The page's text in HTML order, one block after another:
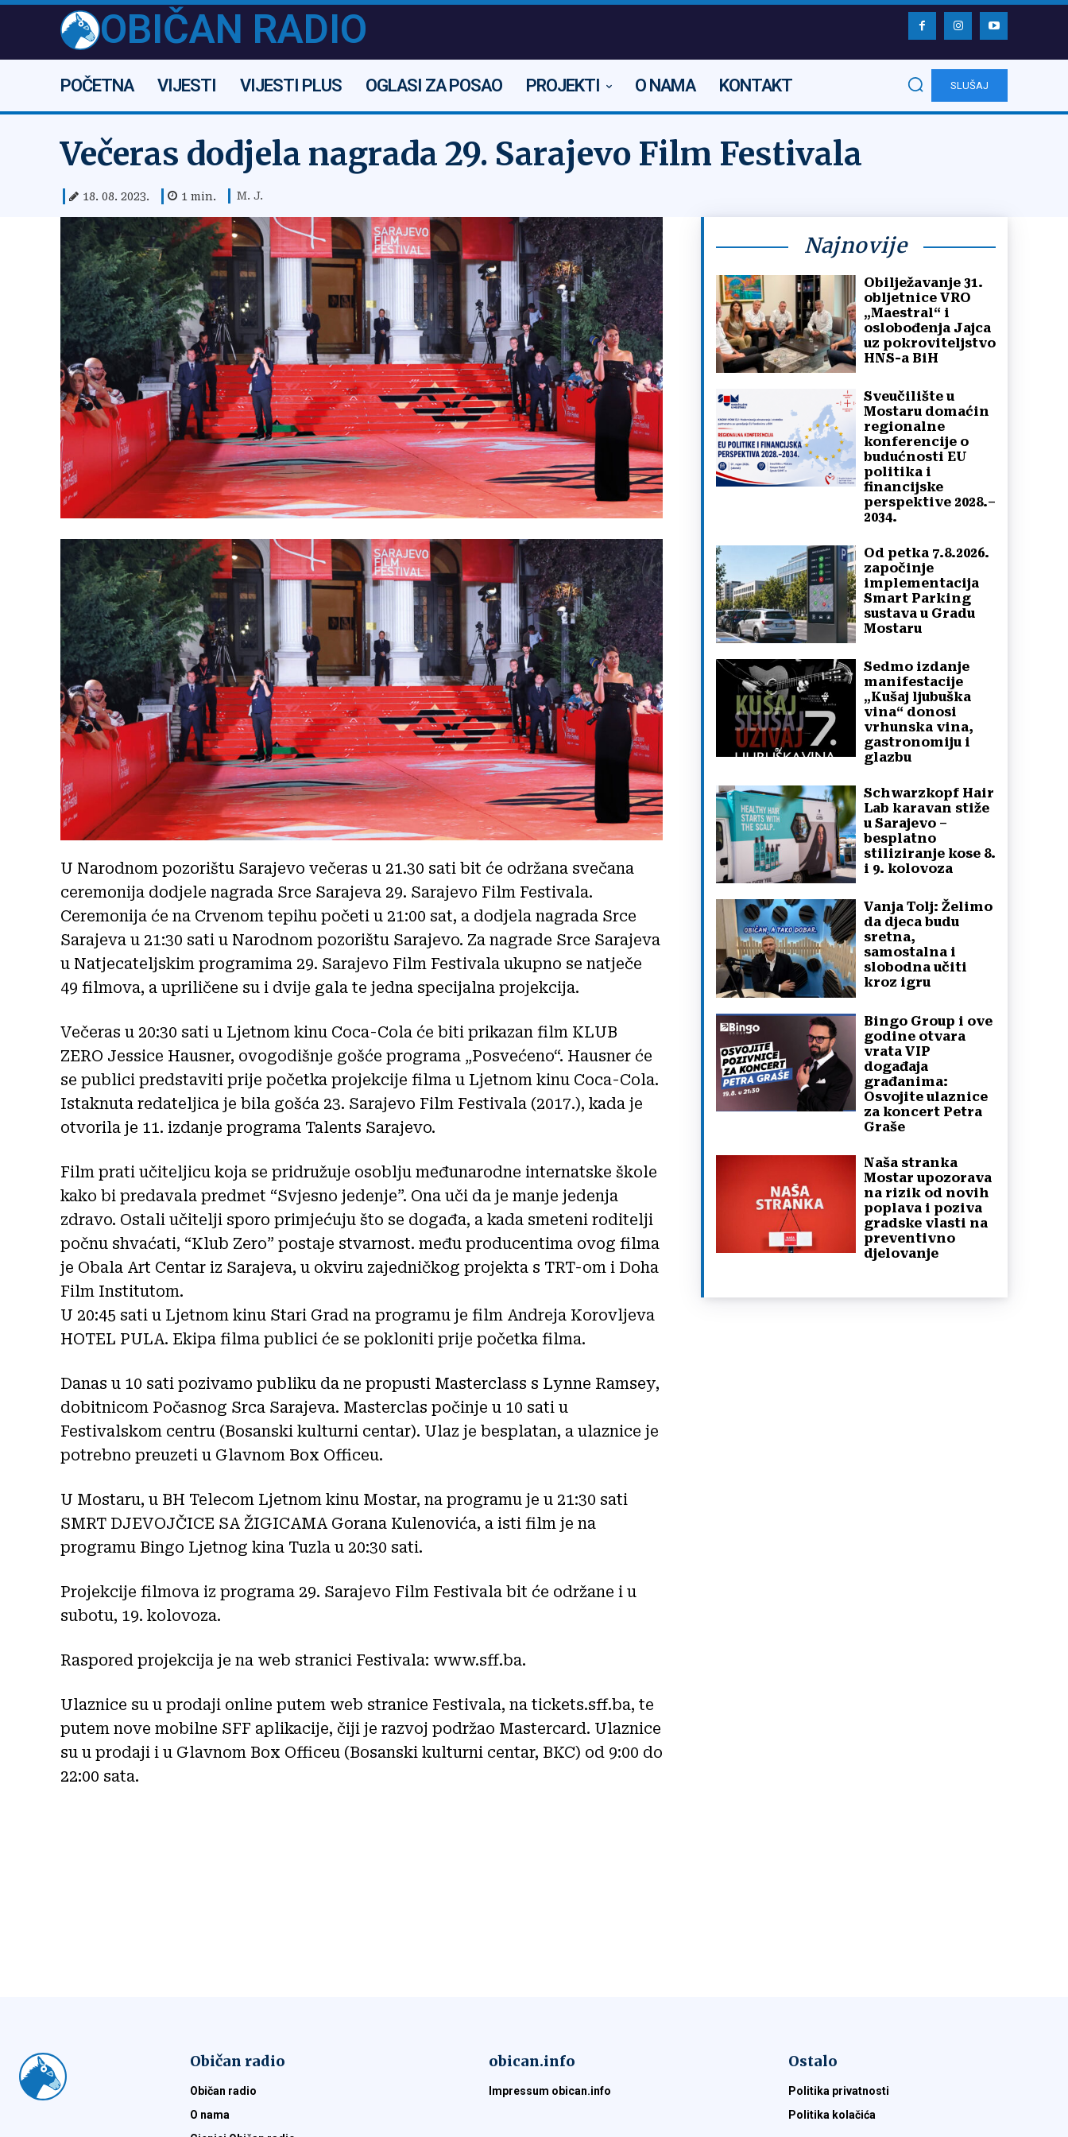
OBIČAN RADIO
POČETNA VIJESTI VIJESTI PLUS OGLASI ZA POSAO PROJEKTI O NAMA KONTAKT SLUŠAJ
Večeras dodjela nagrada 29. Sarajevo Film Festivala
18. 08. 2023. 1 min. M. J.
U Narodnom pozorištu Sarajevo večeras u 21.30 sati bit će održana svečana
ceremonija dodjele nagrada Srce Sarajeva 29. Sarajevo Film Festivala.
Ceremonija će na Crvenom tepihu početi u 21:00 sat, a dodjela nagrada Srce
Sarajeva u 21:30 sati u Narodnom pozorištu Sarajevo. Za nagrade Srce Sarajeva
u Natjecateljskim programima 29. Sarajevo Film Festivala ukupno se natječe
49 filmova, a upriličene su i dvije gala te jedna specijalna projekcija.
Večeras u 20:30 sati u Ljetnom kinu Coca-Cola će biti prikazan film KLUB
ZERO Jessice Hausner, ovogodišnje gošće programa „Posvećeno“. Hausner će
se publici predstaviti prije početka projekcije filma u Ljetnom kinu Coca-Cola.
Istaknuta redateljica je bila gošća 23. Sarajevo Film Festivala (2017.), kada je
otvorila je 11. izdanje programa Talents Sarajevo.
Film prati učiteljicu koja se pridružuje osoblju međunarodne internatske škole
kako bi predavala predmet “Svjesno jedenje”. Ona uči da je manje jedenja
zdravo. Ostali učitelji sporo primjećuju što se događa, a kada smeteni roditelji
počnu shvaćati, “Klub Zero” postaje stvarnost. među producentima ovog filma
je Obala Art Centar iz Sarajeva, u okviru zajedničkog projekta s TRT-om i Doha
Film Institutom.
U 20:45 sati u Ljetnom kinu Stari Grad na programu je film Andreja Korovljeva
HOTEL PULA. Ekipa filma publici će se pokloniti prije početka filma.
Danas u 10 sati pozivamo publiku da ne propusti Masterclass s Lynne Ramsey,
dobitnicom Počasnog Srca Sarajeva. Masterclas počinje u 10 sati u
Festivalskom centru (Bosanski kulturni centar). Ulaz je besplatan, a ulaznice je
potrebno preuzeti u Glavnom Box Officeu.
U Mostaru, u BH Telecom Ljetnom kinu Mostar, na programu je u 21:30 sati
SMRT DJEVOJČICE SA ŽIGICAMA Gorana Kulenovića, a isti film je na
programu Bingo Ljetnog kina Tuzla u 20:30 sati.
Projekcije filmova iz programa 29. Sarajevo Film Festivala bit će održane i u
subotu, 19. kolovoza.
Raspored projekcija je na web stranici Festivala: www.sff.ba.
Ulaznice su u prodaji online putem web stranice Festivala, na tickets.sff.ba, te
putem nove mobilne SFF aplikacije, čiji je razvoj podržao Mastercard. Ulaznice
su u prodaji i u Glavnom Box Officeu (Bosanski kulturni centar, BKC) od 9:00 do
22:00 sata.
Najnovije
Obilježavanje 31.
obljetnice VRO
„Maestral“ i
oslobođenja Jajca
uz pokroviteljstvo
HNS-a BiH
Sveučilište u
Mostaru domaćin
regionalne
konferencije o
budućnosti EU
politika i
financijske
perspektive 2028.–
2034.
Od petka 7.8.2026.
započinje
implementacija
Smart Parking
sustava u Gradu
Mostaru
Sedmo izdanje
manifestacije
„Kušaj ljubuška
vina“ donosi
vrhunska vina,
gastronomiju i
glazbu
Schwarzkopf Hair
Lab karavan stiže
u Sarajevo –
besplatno
stiliziranje kose 8.
i 9. kolovoza
Vanja Tolj: Želimo
da djeca budu
sretna,
samostalna i
slobodna učiti
kroz igru
Bingo Group i ove
godine otvara
vrata VIP
događaja
građanima:
Osvojite ulaznice
za koncert Petra
Graše
Naša stranka
Mostar upozorava
na rizik od novih
poplava i poziva
gradske vlasti na
preventivno
djelovanje
Običan radio
Običan radio
O nama
obican.info
Impressum obican.info
Ostalo
Politika privatnosti
Politika kolačića